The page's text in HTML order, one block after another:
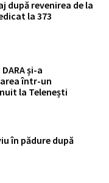
după revenirea de la
la 373
și-a
într-un
la Telenești
în pădure după